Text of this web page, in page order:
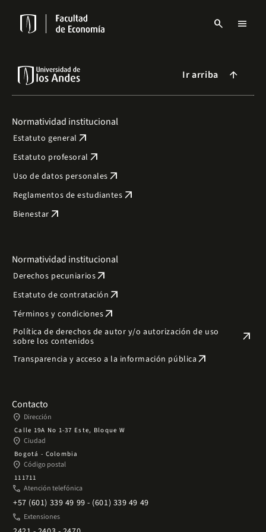
contenido
principal
search menu
Ir arriba arrow_forward
Normatividad institucional
Estatuto general arrow_outward
Estatuto profesoral arrow_outward
Uso de datos personales arrow_outward
Reglamentos de estudiantes arrow_outward
Bienestar arrow_outward
Normatividad institucional
Derechos pecuniariosarrow_outward
Estatuto de contratación arrow_outward
Términos y condicionesarrow_outward
Política de derechos de autor y/o autorización de uso
sobre los contenidos
arrow_outward
Transparencia y acceso a la información pública arrow_outward
Contacto
place Dirección
Calle 19A No 1-37 Este, Bloque W
place Ciudad
Bogotá - Colombia
place Código postal
111711
phone Atención telefónica
+57 (601) 339 49 99 - (601) 339 49 49
phone Extensiones